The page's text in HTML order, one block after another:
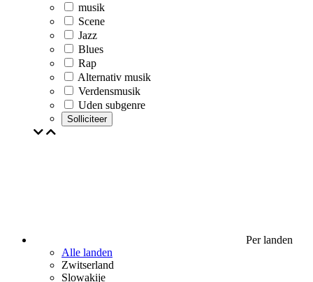
musik
Scene
Jazz
Blues
Rap
Alternativ musik
Verdensmusik
Uden subgenre
Solliciteer
Per landen
Alle landen
Zwitserland
Slowakije